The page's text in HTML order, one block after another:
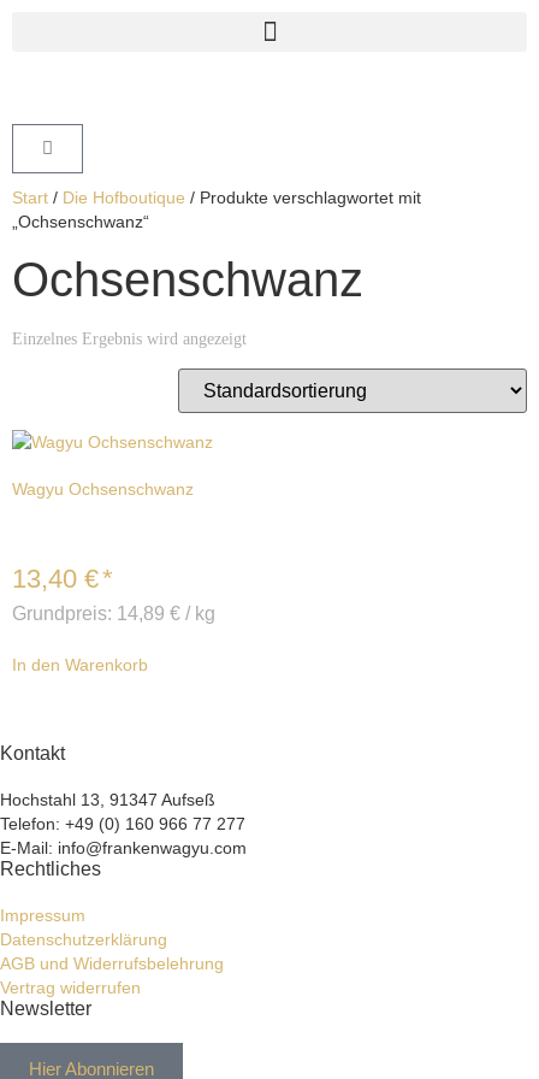
Start / Die Hofboutique / Produkte verschlagwortet mit
„Ochsenschwanz“
Ochsenschwanz
Einzelnes Ergebnis wird angezeigt
Wagyu Ochsenschwanz
13,40 €*
Grundpreis: 14,89 € / kg
In den Warenkorb
Kontakt
Hochstahl 13, 91347 Aufseß
Telefon: +49 (0) 160 966 77 277
E-Mail: info@frankenwagyu.com
Rechtliches
Impressum
Datenschutzerklärung
AGB und Widerrufsbelehrung
Vertrag widerrufen
Newsletter
Hier Abonnieren